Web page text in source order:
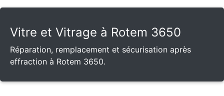
Vitre et Vitrage à Rotem 3650
Réparation, remplacement et sécurisation après
effraction à Rotem 3650.